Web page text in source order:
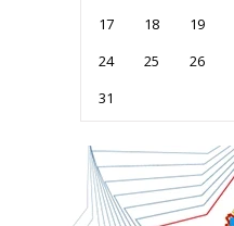
17
18 19
24
25 26
31